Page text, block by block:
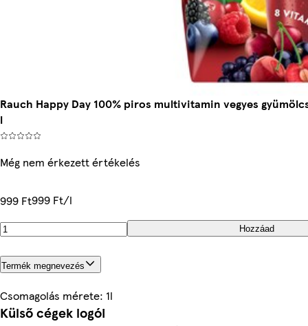
Rauch Happy Day 100% piros multivitamin vegyes
l
Még nem érkezett értékelés
999 Ft999 Ft/l
Hozzáad
Termék megnevezés
Csomagolás mérete: 1l
Külső cégek logói